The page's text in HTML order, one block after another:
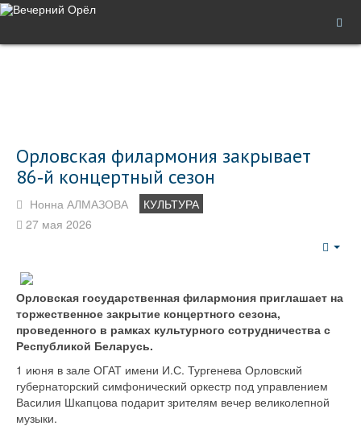
Орловская филармония закрывает
86‑й концертный сезон
Нонна АЛМАЗОВА
КУЛЬТУРА
27 мая 2026
Орловская государственная филармония приглашает на
торжественное закрытие концертного сезона,
проведенного в рамках культурного сотрудничества с
Республикой Беларусь.
1 июня в зале ОГАТ имени И.С. Тургенева Орловский
губернаторский симфонический оркестр под управлением
Василия Шкапцова подарит зрителям вечер великолепной
музыки.